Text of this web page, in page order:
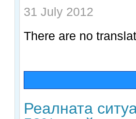
31 July 2012
There are no
Реалната